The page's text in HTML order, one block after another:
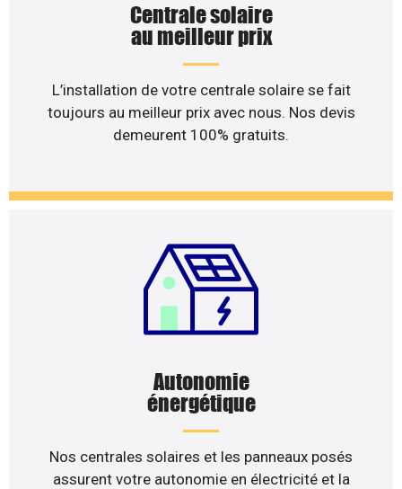
Centrale solaire
au meilleur prix
L’installation de votre centrale solaire se fait
toujours au meilleur prix avec nous. Nos devis
demeurent 100% gratuits.
Autonomie
énergétique
Nos centrales solaires et les panneaux posés
assurent votre autonomie en électricité et la